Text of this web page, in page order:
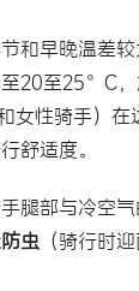
和早晚温差
20至25°C
性骑手）
舒适度。
手腿部与冷空
虫 （骑行时